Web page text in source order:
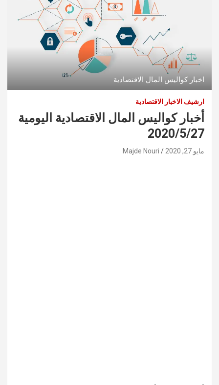
اخبار كواليس المال الاقتصادية
ارشيف الاخبار الاقتصادية
أخبار كواليس المال الاقتصادية اليومية
2020/5/27
مايو 27, 2020 Majde Nouri